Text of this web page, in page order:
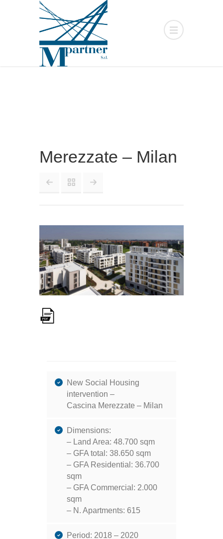
Merezzate – Milan
New Social Housing
intervention –
Cascina Merezzate – Milan
Dimensions:
– Land Area: 48.700 sqm
– GFA total: 38.650 sqm
– GFA Residential: 36.700
sqm
– GFA Commercial: 2.000
sqm
– N. Apartments: 615
Period: 2018 – 2020